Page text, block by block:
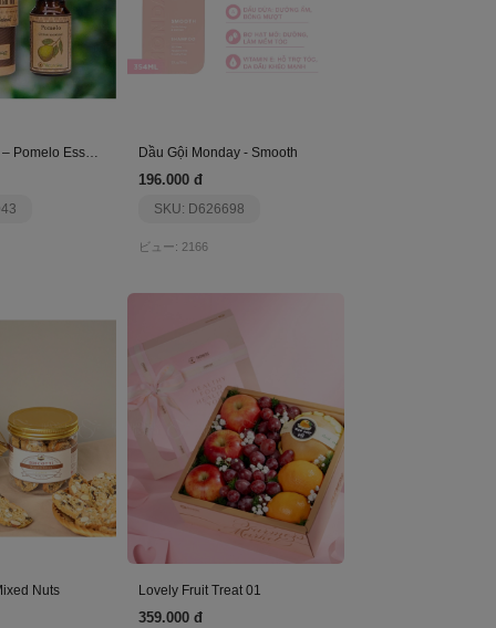
Tinh Dầu Bưởi – Pomelo Essential Oil Dầu Gội Monday - Smooth
196.000 đ
SKU: D626698
ビュー: 2166
Nuts Lovely Fruit Treat 01
359.000 đ